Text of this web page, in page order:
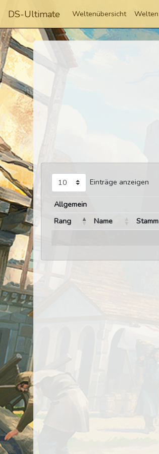
DS-Ultimate Weltenübersicht Welten
Einträge anzeigen
Allgemein
Rang
Name Stamm